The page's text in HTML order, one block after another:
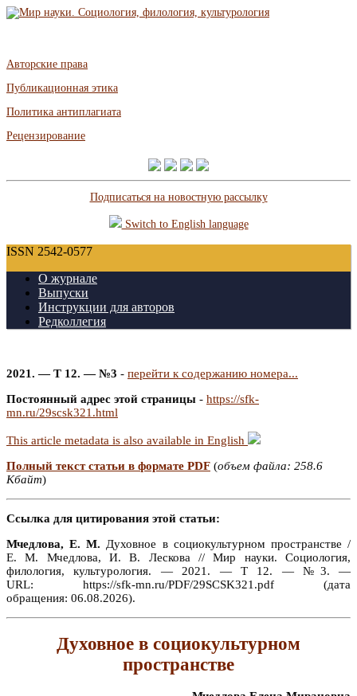
Авторские права
Публикационная этика
Политика антиплагиата
Рецензирование
Подписаться на новостную рассылку
Switch to English language
ISSN 2542-0577
О журнале
Выпуски
Инструкции для авторов
Редколлегия
2021. — Т 12. — №3 - перейти к содержанию номера...
Постоянный адрес этой страницы - https://sfk-
mn.ru/29scsk321.html
This article metadata is also available in English
Полный текст статьи в формате PDF (объем файла: 258.6
Кбайт)
Ссылка для цитирования этой статьи:
Мчедлова, Е. М. Духовное в социокультурном пространстве /
Е. М. Мчедлова, И. В. Лескова // Мир науки. Социология,
филология, культурология. — 2021. — Т 12. — №3. —
URL: https://sfk-mn.ru/PDF/29SCSK321.pdf (дата
обращения: 06.08.2026).
Духовное в социокультурном
пространстве